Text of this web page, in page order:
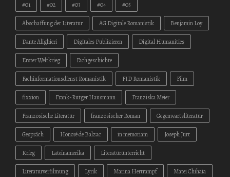
#01 #02 #03 #04 #05
Abschaffung der Literatur AG Digitale Romanistik Benjamin Loy
Dante Alighieri Digitales Publizieren Digital Humanities
Erster Weltkrieg Fachgeschichte
Fachinformationsdienst Romanistik FID Romanistik Film
fixxion Frank-Rutger Hausmann Franziska Meier
Französische Literatur französischer Roman Gegenwartsliteratur
Gespräch Honoré de Balzac in memoriam Joseph Jurt
Krieg Lateinamerika Literaturunterricht
Literaturverfilmung Lyrik Marina Hertrampf Matei Chihaia